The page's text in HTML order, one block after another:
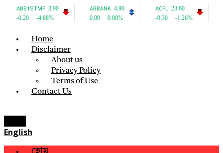
Home
Disclaimer
About us
Privacy Policy
Terms of Use
Contact Us
English